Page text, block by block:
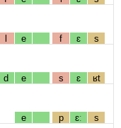
l e f ɛ s
d e s ɛ ʁt
e p ɛː s